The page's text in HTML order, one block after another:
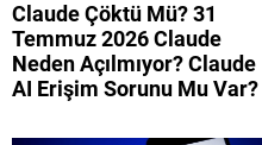
Claude Çöktü Mü? 31
Temmuz 2026 Claude
Neden Açılmıyor? Claude
AI Erişim Sorunu Mu Var?